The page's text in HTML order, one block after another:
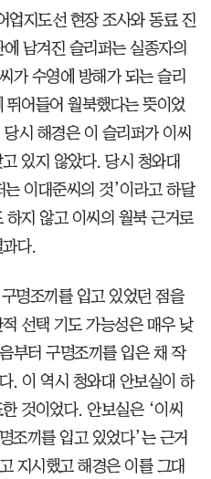
업지도선 현장 조사와 동료 진
남겨진 슬리퍼는 실종자의
가 수영에 방해가 되는 슬리
어들어 월북했다는 뜻이었
시 해경은 이 슬리퍼가 이씨
있지 않았다. 당시 청와대
이대준씨의 것’이라고 하달
지 않고 이씨의 월북 근거로
다.
명조끼를 입고 있었던 점을
선택 기도 가능성은 매우 낮
부터 구명조끼를 입은 채 작
. 이 역시 청와대 안보실이 하
것이었다. 안보실은 ‘이씨
조끼를 입고 있었다’는 근거
지시했고 해경은 이를 그대